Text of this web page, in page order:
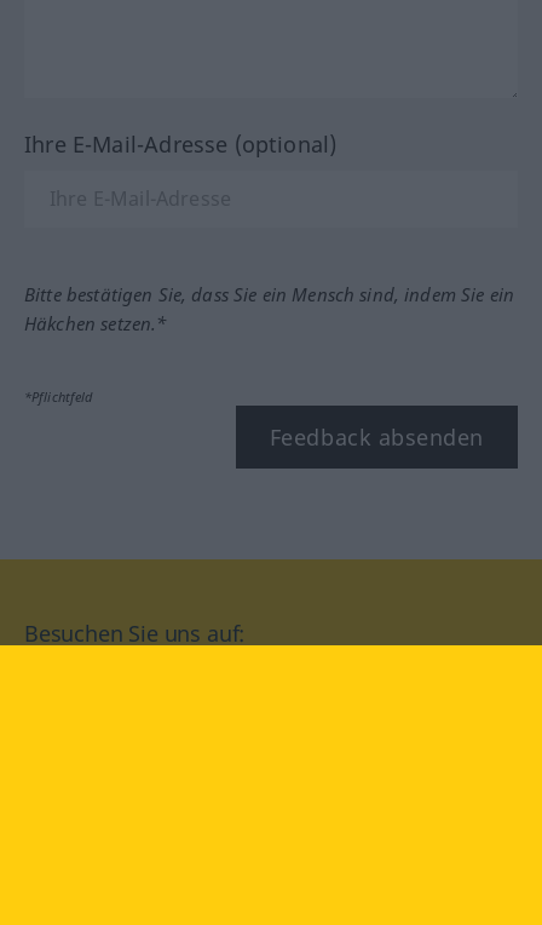
Ihre E-Mail-Adresse (optional)
Bitte bestätigen Sie, dass Sie ein Mensch sind, indem Sie ein
Häkchen setzen.*
*Pflichtfeld
Feedback absenden
Besuchen Sie uns auf: